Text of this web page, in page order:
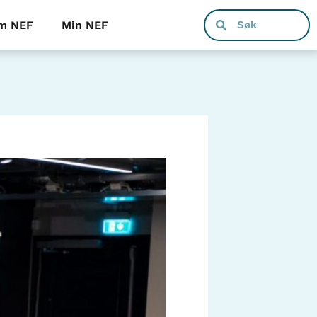
NEF Min NEF